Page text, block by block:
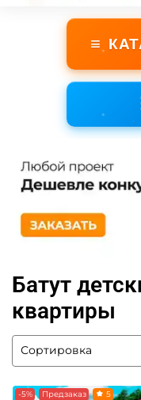
≡
Батут
квартиры
-5% Предзаказ 5